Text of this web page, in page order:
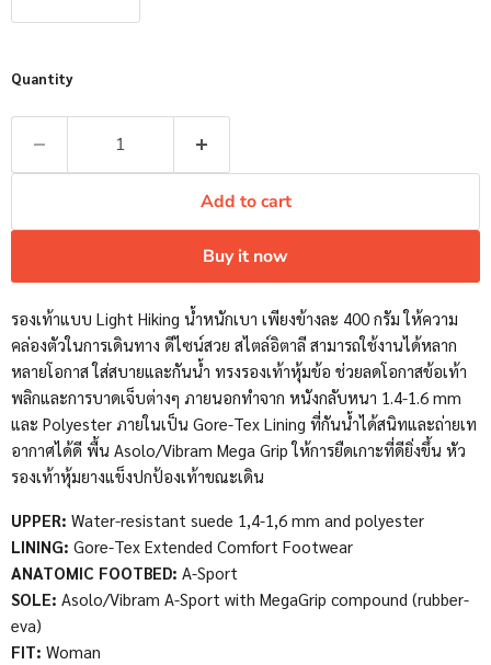
Quantity
Add to cart
Buy it now
รองเท้าแบบ Light Hiking น้ำหนักเบา เพียงข้างละ 400 กรัม ให้ความ
คล่องตัวในการเดินทาง ดีไซน์สวย สไตล์อิตาลี สามารถใช้งานได้หลาก
หลายโอกาส ใส่สบายและกันน้ำ ทรงรองเท้าหุ้มข้อ ช่วยลดโอกาสข้อเท้า
พลิกและการบาดเจ็บต่างๆ ภายนอกทำจาก หนังกลับหนา 1.4-1.6 mm
และ Polyester ภายในเป็น Gore-Tex Lining ที่กันน้ำได้สนิทและถ่ายเท
อากาศได้ดี พื้น Asolo/Vibram Mega Grip ให้การยืดเกาะที่ดียิ่งขึ้น หัว
รองเท้าหุ้มยางแข็งปกป้องเท้าขณะเดิน
UPPER: Water-resistant suede 1,4-1,6 mm and polyester
LINING: Gore-Tex Extended Comfort Footwear
ANATOMIC FOOTBED: A-Sport
SOLE: Asolo/Vibram A-Sport with MegaGrip compound (rubber-
eva)
FIT: Woman